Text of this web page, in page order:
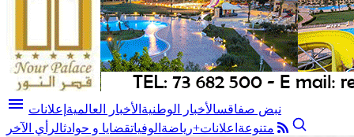
menu نبض صفاقسالأخبار الوطنية الأخبار العالمية إعلانات
متنوعة اعلانات+رياضة الوفياتقضايا و حوادثالرأي الآخر